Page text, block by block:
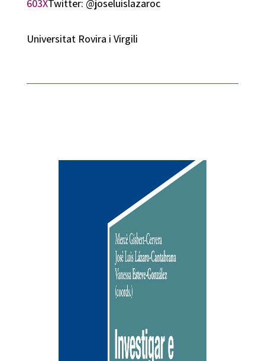
603XTwitter: @joseluislazaroc
Universitat Rovira i Virgili